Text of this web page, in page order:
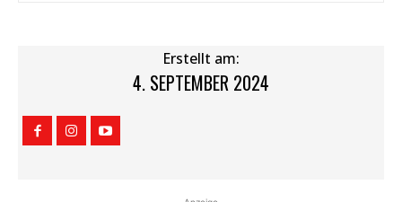
Erstellt am:
4. SEPTEMBER 2024